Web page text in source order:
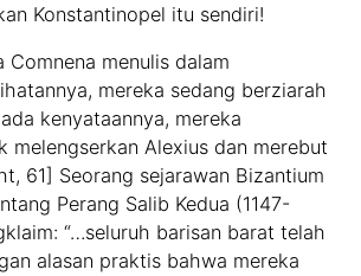
Konstantinopel itu sendiri!
Comnena menulis dalam
mereka sedang berziarah
kenyataannya, mereka
melengserkan Alexius dan merebut
61] Seorang sejarawan Bizantium
Perang Salib Kedua (1147-
“…seluruh barisan barat telah
alasan praktis bahwa mereka